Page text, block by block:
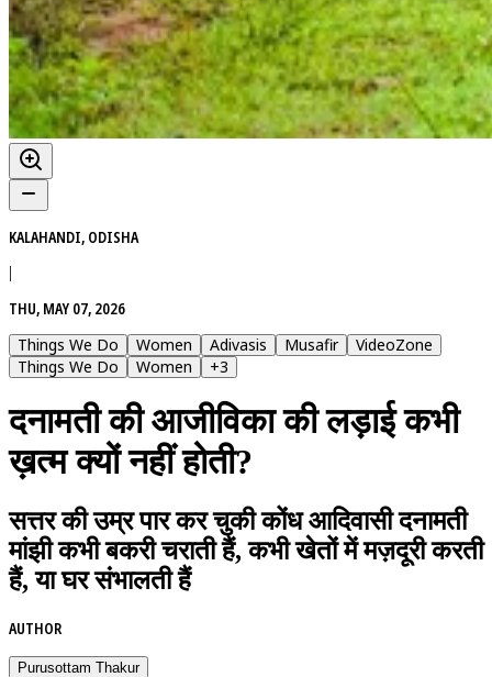
KALAHANDI, ODISHA
|
THU, MAY 07, 2026
Things We Do
Women Adivasis Musafir
VideoZone
Things We Do
Women +3
दनामती की आजीविका की लड़ाई कभी
ख़त्म क्यों नहीं होती?
सत्तर की उम्र पार कर चुकी कोंध आदिवासी दनामती
मांझी कभी बकरी चराती हैं, कभी खेतों में मज़दूरी करती
हैं, या घर संभालती हैं
AUTHOR
Purusottam Thakur